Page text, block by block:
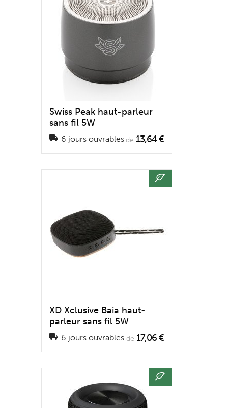
Swiss Peak haut-parleur
sans fil 5W
6 jours ouvrables de 13,64 €
XD Xclusive Baia haut-
parleur sans fil 5W
6 jours ouvrables de 17,06 €